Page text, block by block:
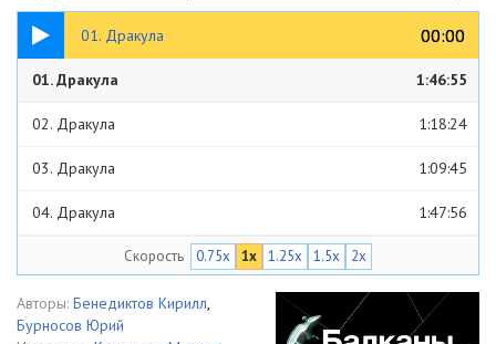
01. Дракула 00:00
00:00
1:46:55
01. Дракула 1:46:55
02. Дракула 1:18:24
03. Дракула 1:09:45
04. Дракула 1:47:56
06. Дракула 1:08:12
Скорость 0.75x 1x 1.25x 1.5x 2x
Авторы: Бенедиктов Кирилл,
Бурносов Юрий